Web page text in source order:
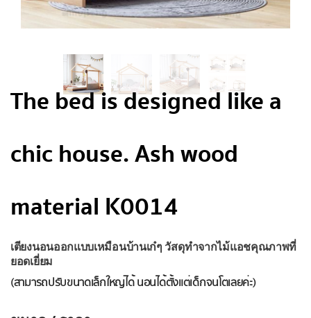
The bed is designed like a
chic house. Ash wood
material K0014
เตียงนอนออกแบบเหมือนบ้านเก๋ๆ วัสดุทำจากไม้แอชคุณภาพที่
ยอดเยี่ยม
(สามารถปรับขนาดเล็กใหญ่ได้ นอนได้ตั้งแต่เด็กจนโตเลยค่ะ)